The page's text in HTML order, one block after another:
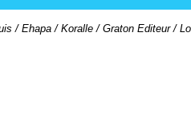
/ Ehapa / Koralle / Graton Editeur /